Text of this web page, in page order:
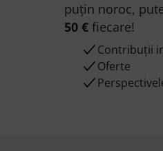
puțin noroc,
50 €fiecare!
Contribuții
Oferte